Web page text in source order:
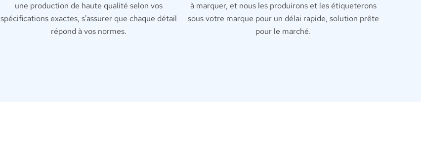
une production de haute qualité selon vos
spécifications exactes, s'assurer que chaque détail
répond à vos normes.
à marquer, et nous les produirons et les étiqueterons
sous votre marque pour un délai rapide, solution prête
pour le marché.